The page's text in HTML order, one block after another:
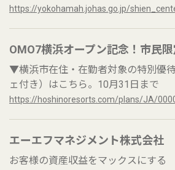
https://yokohamah.johas.go.jp/
OMO7横浜オープン記念！市民
▼横浜市在住・在勤者対象の特別優
ェ付き）はこちら。10月31日まで
https://hoshinoresorts.com/plans/JA/
エーエフマネジメント株式会社
お客様の資産収益をマックスにする